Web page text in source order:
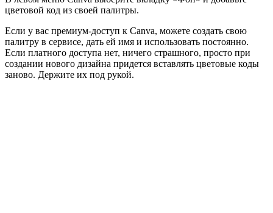
цветовой код из своей палитры.
Если у вас премиум-доступ к Canva, можете создать свою
палитру в сервисе, дать ей имя и использовать постоянно.
Если платного доступа нет, ничего страшного, просто при
создании нового дизайна придется вставлять цветовые коды
заново. Держите их под рукой.